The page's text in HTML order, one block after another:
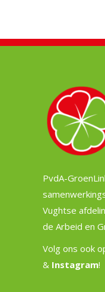
PvdA-
Vughtse
de Arbeid en
Volg ons ook
& Instagram!